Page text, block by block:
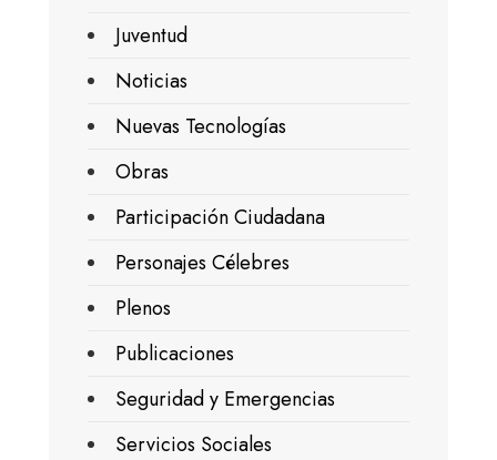
Juventud
Noticias
Nuevas Tecnologías
Obras
Participación Ciudadana
Personajes Célebres
Plenos
Publicaciones
Seguridad y Emergencias
Servicios Sociales